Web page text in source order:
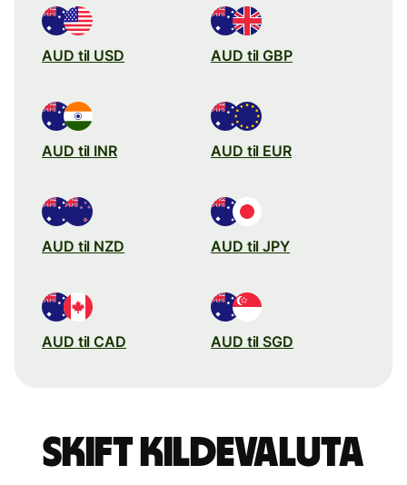
AUD til USD AUD til GBP
AUD til INR AUD til EUR
AUD til NZD AUD til JPY
AUD til CAD AUD til SGD
Skift kildevaluta